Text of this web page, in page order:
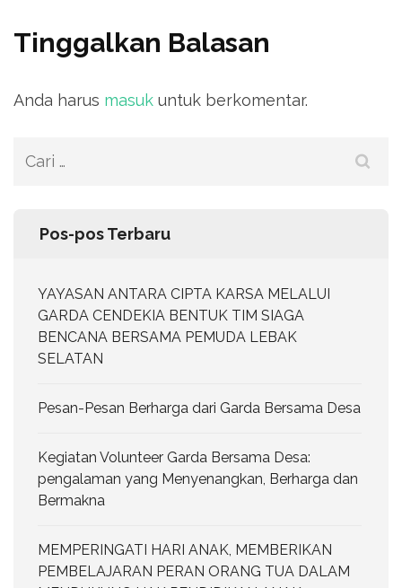
Tinggalkan Balasan
Anda harus masuk untuk berkomentar.
Cari
Pos-pos Terbaru
YAYASAN ANTARA CIPTA KARSA MELALUI
GARDA CENDEKIA BENTUK TIM SIAGA
BENCANA BERSAMA PEMUDA LEBAK
SELATAN
Pesan-Pesan Berharga dari Garda Bersama Desa
Kegiatan Volunteer Garda Bersama Desa:
pengalaman yang Menyenangkan, Berharga dan
Bermakna
MEMPERINGATI HARI ANAK, MEMBERIKAN
PEMBELAJARAN PERAN ORANG TUA DALAM